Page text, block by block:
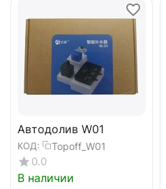
Автодолив W01
КОД: Topoff_W01
0.0
В наличии